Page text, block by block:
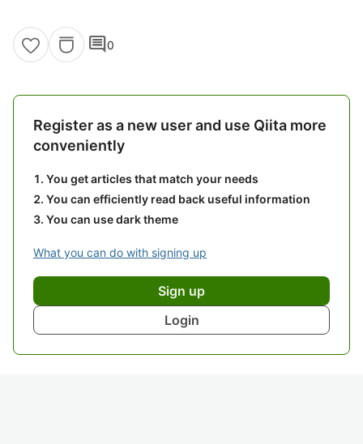
comment0
Register as a new user and use Qiita more
conveniently
You get articles that match your needs
You can efficiently read back useful information
You can use dark theme
What you can do with signing up
Sign up
Login